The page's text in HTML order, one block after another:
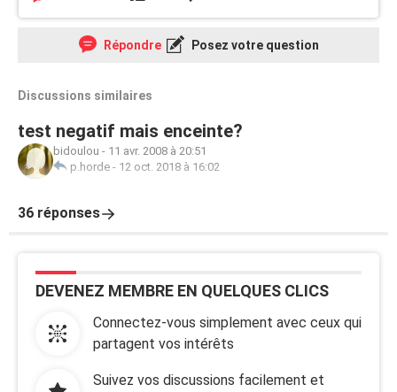
Répondre Posez votre question
Discussions similaires
test negatif mais enceinte?
bidoulou - 11 avr. 2008 à 20:51
p.horde - 12 oct. 2018 à 16:02
36 réponses
DEVENEZ MEMBRE EN QUELQUES CLICS
Connectez-vous simplement avec ceux qui
partagent vos intérêts
Suivez vos discussions facilement et